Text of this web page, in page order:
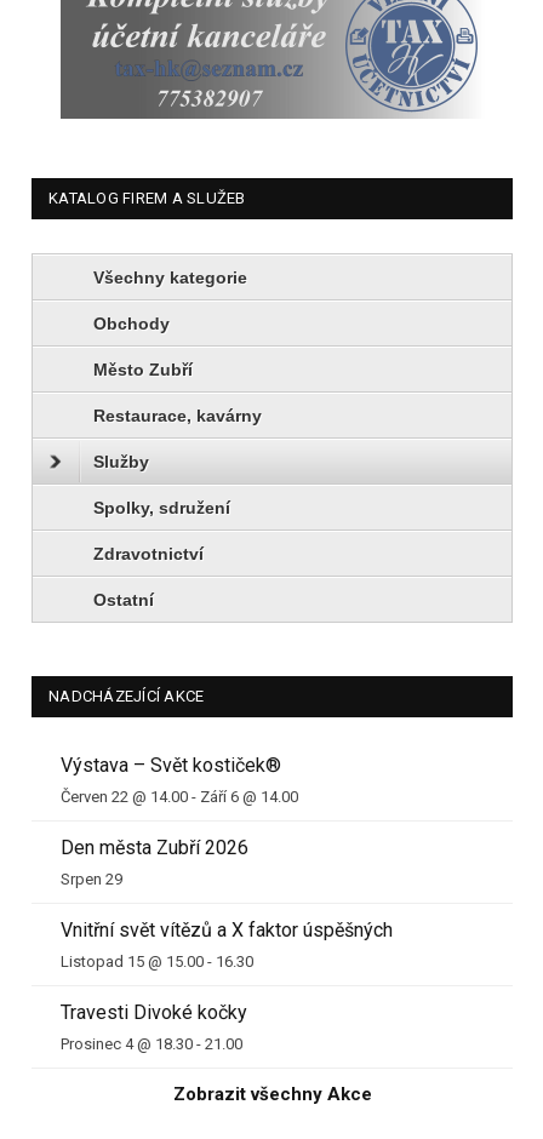
KATALOG FIREM A SLUŽEB
Všechny kategorie
Obchody
Město Zubří
Restaurace, kavárny
Služby
Spolky, sdružení
Zdravotnictví
Ostatní
NADCHÁZEJÍCÍ AKCE
Výstava – Svět kostiček®
Červen 22 @ 14.00 - Září 6 @ 14.00
Den města Zubří 2026
Srpen 29
Vnitřní svět vítězů a X faktor úspěšných
Listopad 15 @ 15.00 - 16.30
Travesti Divoké kočky
Prosinec 4 @ 18.30 - 21.00
Zobrazit všechny Akce